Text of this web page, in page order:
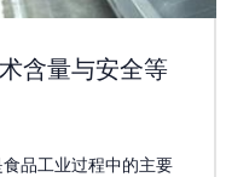
含量与安全等
品工业过程中的主要